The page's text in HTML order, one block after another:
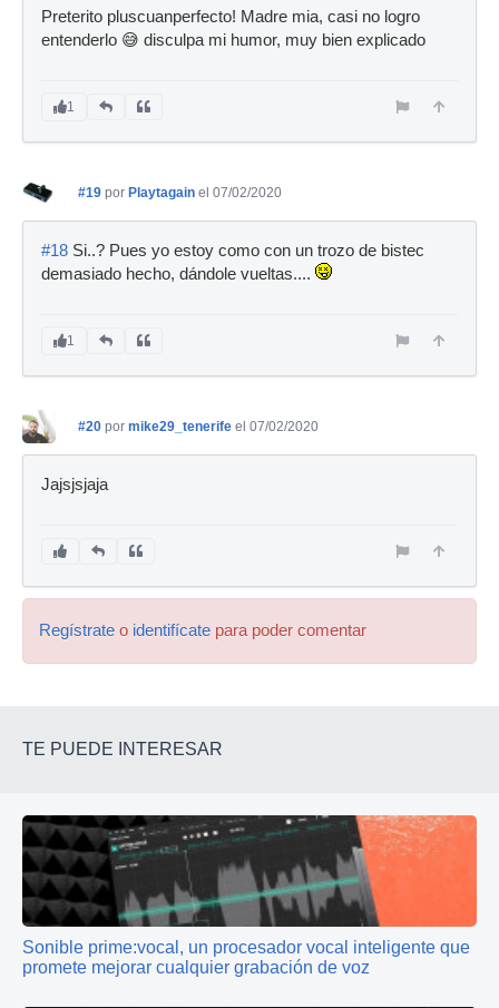
Preterito pluscuanperfecto! Madre mia, casi no logro
entenderlo 😅 disculpa mi humor, muy bien explicado
1
#19 por Playtagain el 07/02/2020
#18 Si..? Pues yo estoy como con un trozo de bistec
demasiado hecho, dándole vueltas....
1
#20 por mike29_tenerife el 07/02/2020
Jajsjsjaja
Regístrate o identifícate para poder comentar
TE PUEDE INTERESAR
Sonible prime:vocal, un procesador vocal inteligente que
promete mejorar cualquier grabación de voz